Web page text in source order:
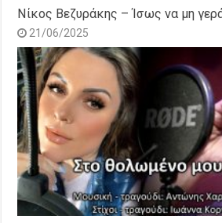
Νίκος Βεζυράκης – Ίσως να μη
21/06/2025